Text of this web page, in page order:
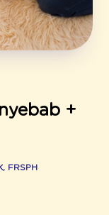
+
FRSPH